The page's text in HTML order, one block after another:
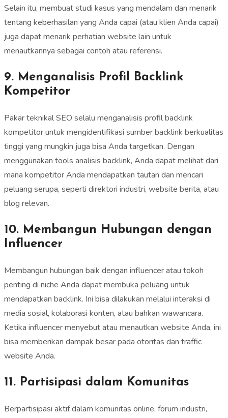
Selain itu, membuat studi kasus yang mendalam dan menarik
tentang keberhasilan yang Anda capai (atau klien Anda capai)
juga dapat menarik perhatian website lain untuk
menautkannya sebagai contoh atau referensi.
9. Menganalisis Profil Backlink
Kompetitor
Pakar teknikal SEO selalu menganalisis profil backlink
kompetitor untuk mengidentifikasi sumber backlink berkualitas
tinggi yang mungkin juga bisa Anda targetkan. Dengan
menggunakan tools analisis backlink, Anda dapat melihat dari
mana kompetitor Anda mendapatkan tautan dan mencari
peluang serupa, seperti direktori industri, website berita, atau
blog relevan.
10. Membangun Hubungan dengan
Influencer
Membangun hubungan baik dengan influencer atau tokoh
penting di niche Anda dapat membuka peluang untuk
mendapatkan backlink. Ini bisa dilakukan melalui interaksi di
media sosial, kolaborasi konten, atau bahkan wawancara.
Ketika influencer menyebut atau menautkan website Anda, ini
bisa memberikan dampak besar pada otoritas dan traffic
website Anda.
11. Partisipasi dalam Komunitas
Berpartisipasi aktif dalam komunitas online, forum industri,